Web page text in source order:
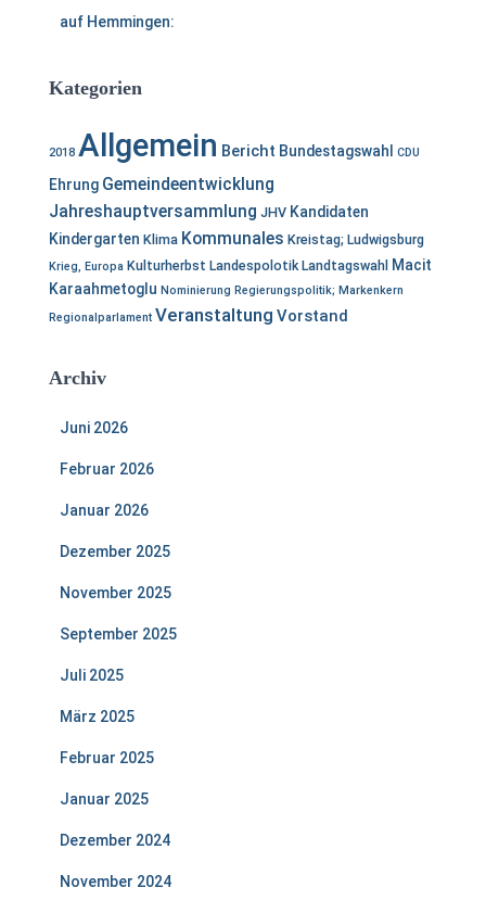
auf Hemmingen:
Kategorien
2018 Allgemein Bericht Bundestagswahl CDU
Ehrung Gemeindeentwicklung
Jahreshauptversammlung JHV Kandidaten
Kindergarten Klima Kommunales Kreistag; Ludwigsburg
Krieg, Europa Kulturherbst Landespolotik Landtagswahl Macit
Karaahmetoglu Nominierung Regierungspolitik; Markenkern
Regionalparlament Veranstaltung Vorstand
Archiv
Juni 2026
Februar 2026
Januar 2026
Dezember 2025
November 2025
September 2025
Juli 2025
März 2025
Februar 2025
Januar 2025
Dezember 2024
November 2024